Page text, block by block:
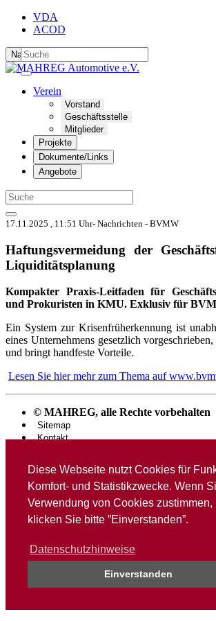
Diese Webseite nutzt Cookies für
Komfort- und Statistikzwecke. Wenn
Verwendung von Cookies zustimmen,
klicken Sie bitte ”Einverstanden”.
Datenschutzhinweise
Einverstanden
VDA
ACOD
Navigation ein-/ausblenden
Verein
Vorstand
Geschäftsstelle
Mitglieder
Projekte
Dokumente/Links
Angebote
17.11.2025 , 11:51 Uhr- Nachrichten - BVMW
Haftungsvermeidung der
Liquiditätsplanung
Kompakter Praxis-Leitfaden für
und Prokuristen in KMU. Exklusiv für
Ein System zur Krisenfrüherkennung ist
eines Unternehmens gesetzlich
und bringt handfeste Vorteile.
Lesen Sie hier mehr zum Thema auf
© MAHREG, alle Rechte vorbehalten
Sitemap
Kontakt
Datenschutz
Impressum
Das Projekt MAHREG / mobilE ist ein
Landes Sachsen-Anhalt.